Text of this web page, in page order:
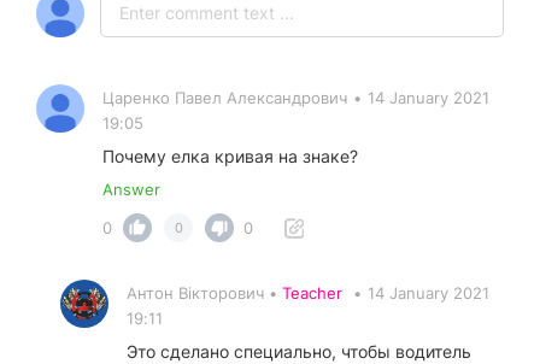
Царенко Павел Александрович • 14 January 2021
19:05
Почему елка кривая на знаке?
Answer
0
0 0
Антон Вікторович • Teacher • 14 January 2021
19:11
Это сделано специально, чтобы водитель